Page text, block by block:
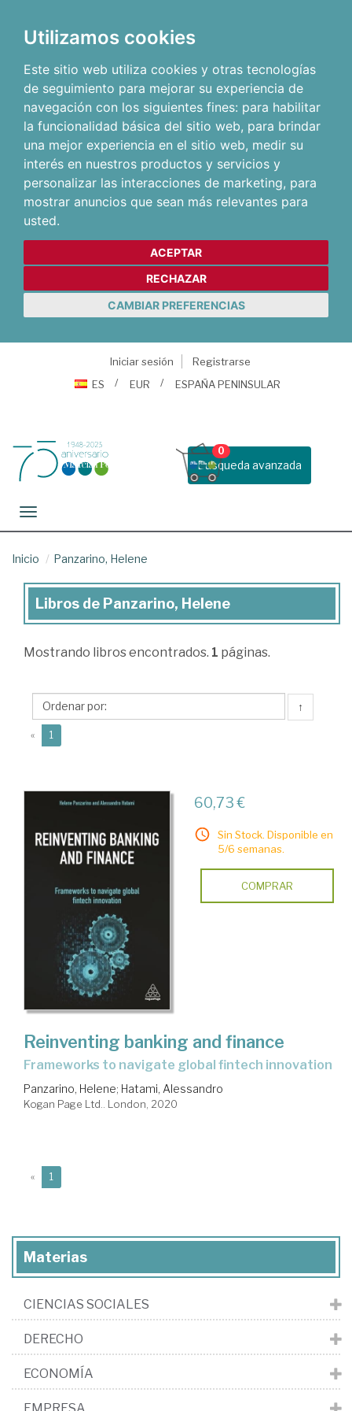
Utilizamos cookies
Este sitio web utiliza cookies y otras tecnologías
de seguimiento para mejorar su experiencia de
navegación con los siguientes fines: para habilitar
la funcionalidad básica del sitio web, para brindar
una mejor experiencia en el sitio web, medir su
interés en nuestros productos y servicios y
personalizar las interacciones de marketing, para
mostrar anuncios que sean más relevantes para
usted.
ACEPTAR
RECHAZAR
CAMBIAR PREFERENCIAS
Iniciar sesión
Registrarse
ES
EUR ESPAÑA PENINSULAR
Busqueda avanzada
0
Toggle navigation
Inicio Panzarino, Helene
Libros
Panzarino,
Libros de Panzarino, Helene
Mostrando libros encontrados. 1 páginas.
↑
« 1
60,73 €
Sin Stock. Disponible en
5/6 semanas.
COMPRAR
Reinventing banking and finance
frameworks to navigate global fintech innovation
Panzarino, Helene; Hatami, Alessandro
Kogan Page Ltd.. London, 2020
« 1
Materias
CIENCIAS SOCIALES
DERECHO
ECONOMÍA